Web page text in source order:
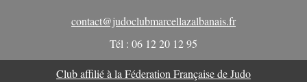
contact@judoclubmarcellazalbanais.fr
Tél : 06 12 20 12 95
Club affilié à la Féderation Française de Judo